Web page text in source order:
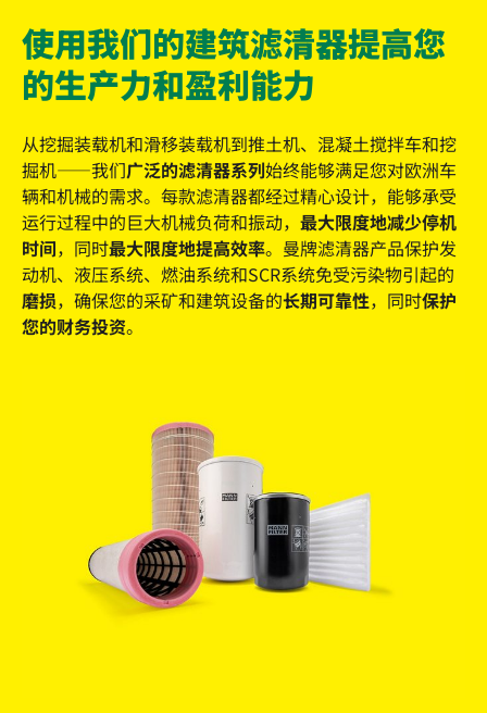
使用我们的建筑滤清器提高您
的生产力和盈利能力
从挖掘装载机和滑移装载机到推土机、混凝土搅拌车和挖
掘机——我们广泛的滤清器系列始终能够满足您对欧洲车
辆和机械的需求。每款滤清器都经过精心设计，能够承受
运行过程中的巨大机械负荷和振动， 最大限度地减少停机
时间，同时最大限度地提高效率。曼牌滤清器产品保护发
动机、液压系统、燃油系统和SCR系统免受污染物引起的
磨损，确保您的采矿和建筑设备的长期可靠性，同时保护
您的财务投资。